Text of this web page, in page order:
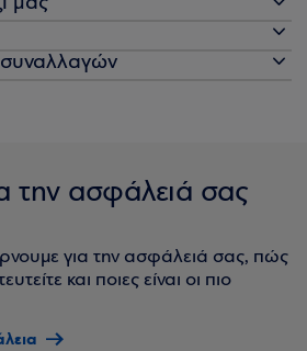
την ασφάλειά σας
για την ασφάλειά σας, πώς
και ποιες είναι οι πιο